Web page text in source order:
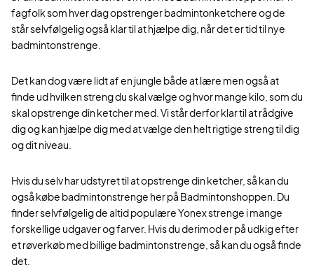
fagfolk som hver dag opstrenger badmintonketchere og de
står selvfølgelig også klar til at hjælpe dig, når det er tid til nye
badmintonstrenge.
Det kan dog være lidt af en jungle både at lære men også at
finde ud hvilken streng du skal vælge og hvor mange kilo, som du
skal opstrenge din ketcher med. Vi står derfor klar til at rådgive
dig og kan hjælpe dig med at vælge den helt rigtige streng til dig
og dit niveau.
Hvis du selv har udstyret til at opstrenge din ketcher, så kan du
også købe badmintonstrenge her på Badmintonshoppen. Du
finder selvfølgelig de altid populære Yonex strenge i mange
forskellige udgaver og farver. Hvis du derimod er på udkig efter
et røverkøb med billige badmintonstrenge, så kan du også finde
det.